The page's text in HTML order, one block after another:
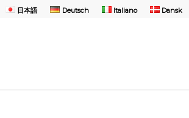
日本語 Deutsch Italiano Dansk